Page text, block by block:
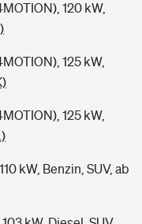
120 kW,
125 kW,
125 kW,
kW, Benzin, SUV, ab